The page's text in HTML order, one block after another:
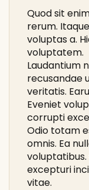
Quod sit
rerum.
voluptas a.
voluptatem.
Laudantium
recusandae
veritatis.
Eveniet
corrupti
Odio totam
omnis. Ea
excepturi
vitae.